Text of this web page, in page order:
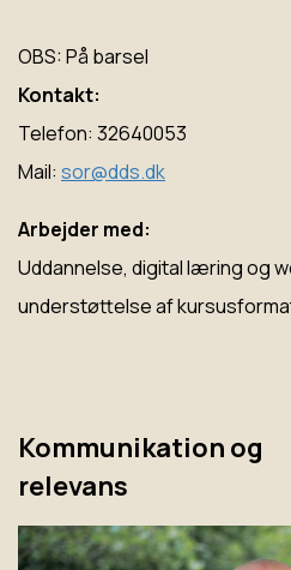
OBS: På barsel
Kontakt:
Telefon: 32640053
Mail: sor@dds.dk
Arbejder med:
Uddannelse, digital læring og
understøttelse af
Kommunikation og
relevans